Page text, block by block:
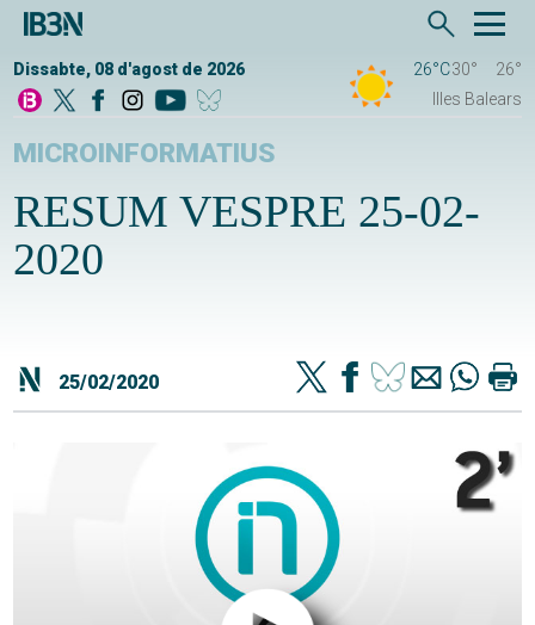
Dissabte, 08 d'agost de 2026 26°C30°
26°
Illes Balears
MICROINFORMATIUS
RESUM VESPRE 25-02-
2020
25/02/2020